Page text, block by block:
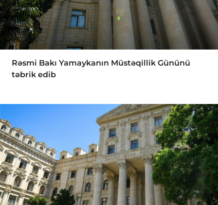
Rəsmi Bakı Yamaykanın Müstəqillik Gününü
təbrik edib